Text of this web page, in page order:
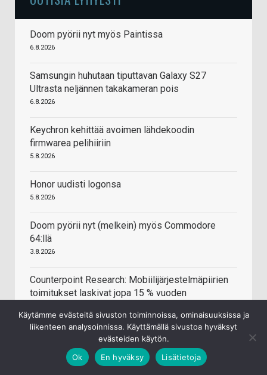
Doom pyörii nyt myös Paintissa
6.8.2026
Samsungin huhutaan tiputtavan Galaxy S27
Ultrasta neljännen takakameran pois
6.8.2026
Keychron kehittää avoimen lähdekoodin
firmwarea pelihiiriin
5.8.2026
Honor uudisti logonsa
5.8.2026
Doom pyörii nyt (melkein) myös Commodore
64:llä
3.8.2026
Counterpoint Research: Mobiilijärjestelmäpiirien
toimitukset laskivat jopa 15 % vuoden
31.7.2026
Käytämme evästeitä sivuston toiminnoissa, ominaisuuksissa ja
liikenteen analysoinnissa. Käyttämällä sivustoa hyväksyt
evästeiden käytön.
Ok
En hyväksy Lisätietoja